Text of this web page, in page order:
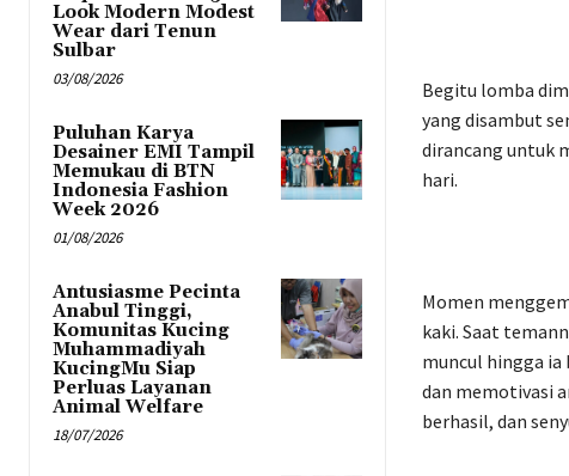
Look Modern Modest
Wear dari Tenun
Sulbar
03/08/2026
Puluhan Karya
Desainer EMI Tampil
Memukau di BTN
Indonesia Fashion
Week 2026
01/08/2026
Antusiasme Pecinta
Anabul Tinggi,
Komunitas Kucing
Muhammadiyah
KucingMu Siap
Perluas Layanan
Animal Welfare
18/07/2026
Begitu lomba
yang disambut
dirancang untuk
hari.
Momen
kaki. Saat
muncul hingga ia
dan memotivasi
berhasil, dan